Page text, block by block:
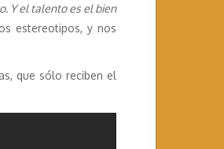
Y el talento es el bien
estereotipos, y nos
que sólo reciben el